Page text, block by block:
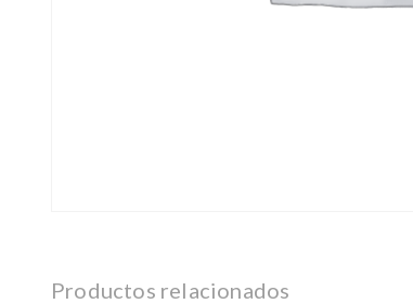
Productos relacionados